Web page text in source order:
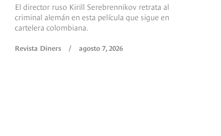
El director ruso Kirill Serebrennikov retrata al
criminal alemán en esta película que sigue en
cartelera colombiana.
Revista Diners / agosto 7, 2026